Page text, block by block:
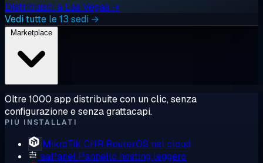
Distribuisci a Las Vegas →
Vedi tutte le 13 sedi →
Oltre 1000 app distribuite con un clic, senza
configurazione e senza grattacapi.
PIÙ INSTALLATI
MikroTik CHR RouterOS nel cloud
aaPanel Pannello hosting leggero